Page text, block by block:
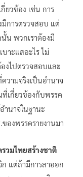
ยวข้อง เช่น การ
มีการตรวจสอบ แต่
น พวกเราต้องมี
าะแสอะไร ไม่
งไปตรวจสอบและ
วามจริงเป็นอำนาจ
เกี่ยวข้องกับพรรค
ำนาจในฐานะ
องพรรครายงานมา
วมไทยสร้างชาติ
ก แต่ถ้ามีการลาออก